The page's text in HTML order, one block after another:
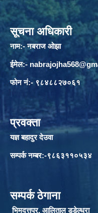
सूचना अधिकारी
नाम:- नबराज ओझा
ईमेल:-
फोन नं:- ९८४८८२७०६१
प्रवक्ता
यज्ञ बहादुर देउवा
सम्पर्क नम्बर:-९८६३११०५३४
सम्पर्क ठेगाना
भिमदत्तपुर, आलिताल डडेल्धुरा